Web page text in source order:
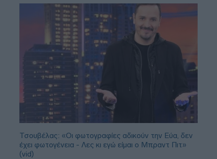
Τσουβέλας: «Οι φωτογραφίες αδικούν την Εύα, δεν
έχει φωτογένεια - Λες κι εγώ είμαι ο Μπραντ Πιτ»
(vid)